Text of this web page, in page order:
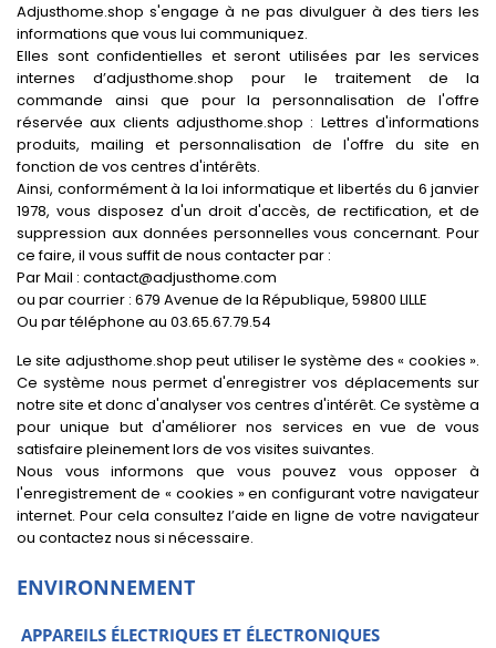
Adjusthome.shop s'engage à ne pas divulguer à des tiers les
informations que vous lui communiquez.
Elles sont confidentielles et seront utilisées par les services
internes d’adjusthome.shop pour le traitement de la
commande ainsi que pour la personnalisation de l'offre
réservée aux clients adjusthome.shop : Lettres d'informations
produits, mailing et personnalisation de l'offre du site en
fonction de vos centres d'intérêts.
Ainsi, conformément à la loi informatique et libertés du 6 janvier
1978, vous disposez d'un droit d'accès, de rectification, et de
suppression aux données personnelles vous concernant. Pour
ce faire, il vous suffit de nous contacter par :
Par Mail : contact@adjusthome.com
ou par courrier : 679 Avenue de la République, 59800 LILLE
Ou par téléphone au 03.65.67.79.54
Le site adjusthome.shop peut utiliser le système des « cookies ».
Ce système nous permet d'enregistrer vos déplacements sur
notre site et donc d'analyser vos centres d'intérêt. Ce système a
pour unique but d'améliorer nos services en vue de vous
satisfaire pleinement lors de vos visites suivantes.
Nous vous informons que vous pouvez vous opposer à
l'enregistrement de « cookies » en configurant votre navigateur
internet. Pour cela consultez l’aide en ligne de votre navigateur
ou contactez nous si nécessaire.
ENVIRONNEMENT
APPAREILS ÉLECTRIQUES ET ÉLECTRONIQUES